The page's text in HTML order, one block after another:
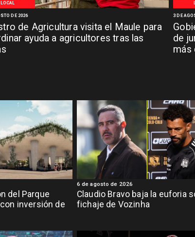
LOCAL
de Agricultura visita el Maule para
ayuda a agricultores tras las
DE 2026
de
más
3 DE
del Parque
inversión de
Claudio Bravo baja la euforia
fichaje de Vozinha
6 de agosto de 2026